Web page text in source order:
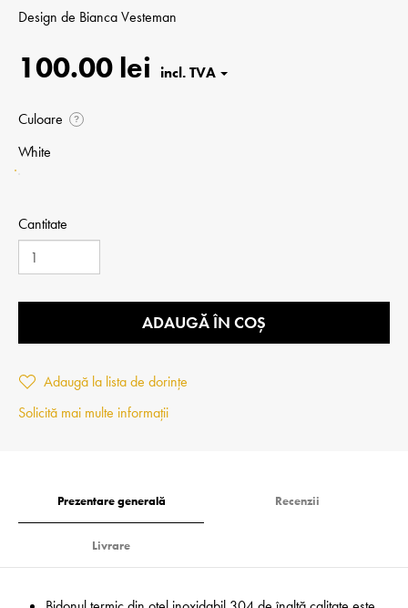
Design de Bianca Vesteman
100.00 lei
Culoare ?
White
Cantitate
ADAUGĂ ÎN COȘ
Adaugă la lista de dorințe
Solicită mai multe informații
Prezentare generală Recenzii
Livrare